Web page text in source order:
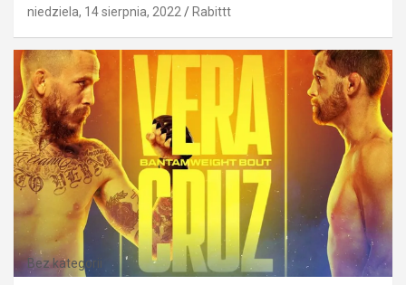
niedziela, 14 sierpnia, 2022 Rabittt
Bez kategorii